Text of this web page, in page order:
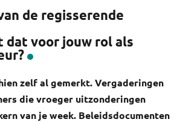
de regisserende
voor jouw rol als
zelf al gemerkt. Vergaderingen
die vroeger uitzonderingen
van je week. Beleidsdocumenten